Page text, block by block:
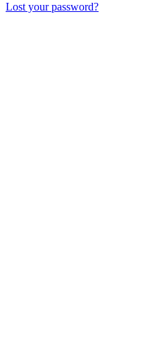
Lost your password?